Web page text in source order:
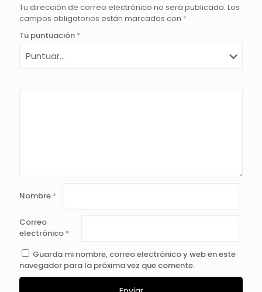
Tu dirección de correo electrónico no será publicada. Los
campos obligatorios están marcados con *
Tu puntuación *
Nombre *
Correo
electrónico *
Guarda mi nombre, correo electrónico y web en este
navegador para la próxima vez que comente.